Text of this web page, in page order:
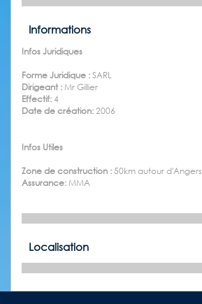
Informations
Infos Juridiques
Forme Juridique :SARL
Dirigeant :Mr Gillier
Effectif:4
Date de création:2006
Infos Utiles
Zone de construction :50km autour d'Angers
Assurance:MMA
Localisation